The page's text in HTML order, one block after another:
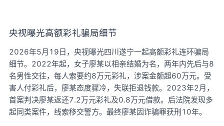
央视曝光高额彩礼骗局细节
2026年5月19日，央视曝光四川遂宁一起高额彩礼连环骗局
细节。2022年起，女子廖某以相亲结婚为名，两年内先后与8
名男性交往，每人索要约8万元彩礼，涉案金额超60万元。受
害人付彩礼后，廖某态度骤冷，失联拒退钱款。2023年2月，
首案判决廖某返还7.2万元彩礼及0.8万元借款。后法院发现多
起同类案件，线索移交警方。最终廖某因诈骗罪获刑10年。